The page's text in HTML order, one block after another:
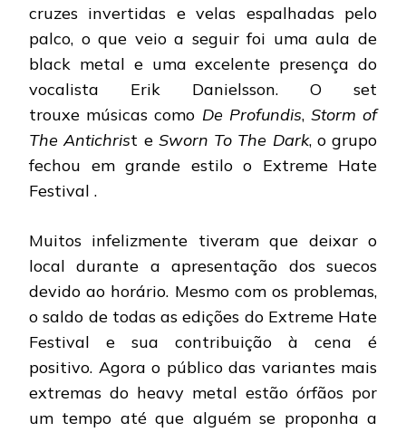
cruzes invertidas e velas espalhadas pelo
palco, o que veio a seguir foi uma aula de
black metal e uma excelente presença do
vocalista Erik Danielsson. O set
trouxe músicas como De Profundis, Storm of
The Antichrist e Sworn To The Dark, o grupo
fechou em grande estilo o Extreme Hate
Festival .
Muitos infelizmente tiveram que deixar o
local durante a apresentação dos suecos
devido ao horário. Mesmo com os problemas,
o saldo de todas as edições do Extreme Hate
Festival e sua contribuição à cena é
positivo. Agora o público das variantes mais
extremas do heavy metal estão órfãos por
um tempo até que alguém se proponha a